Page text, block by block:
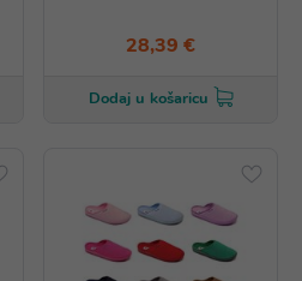
28,39 €
Dodaj u košaricu